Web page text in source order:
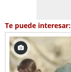
Te puede interesar: